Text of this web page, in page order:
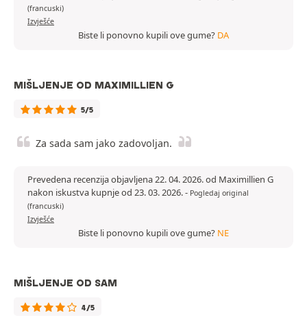
(francuski)
Izvješće
Biste li ponovno kupili ove gume? DA
MIŠLJENJE OD MAXIMILLIEN G
5/5
Za sada sam jako zadovoljan.
Prevedena recenzija objavljena 22. 04. 2026. od Maximillien G
nakon iskustva kupnje od 23. 03. 2026.- Pogledaj original
(francuski)
Izvješće
Biste li ponovno kupili ove gume? NE
MIŠLJENJE OD SAM
4/5